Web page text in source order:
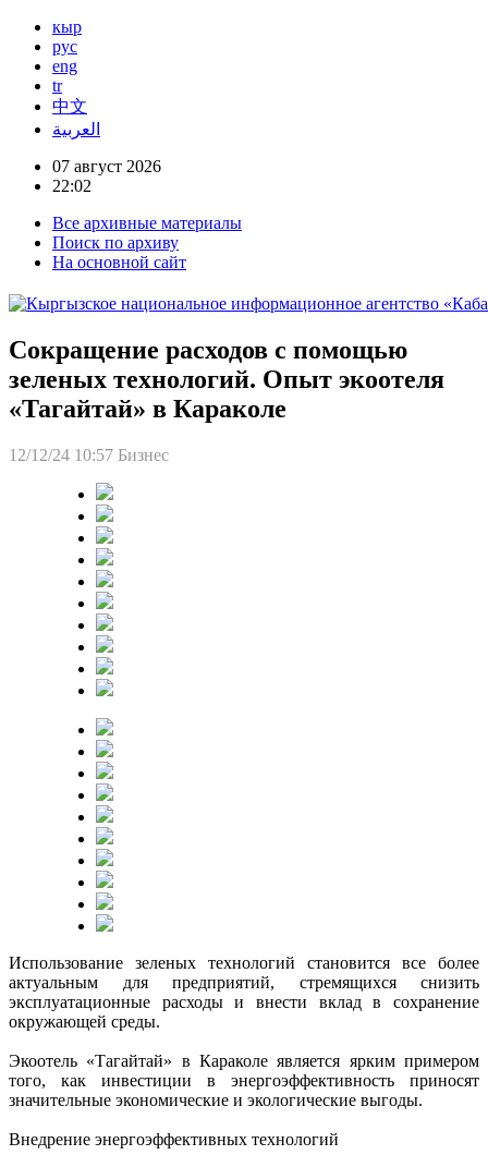
кыр
рус
eng
tr
中文
العربية
07 август 2026
22:02
Все архивные материалы
Поиск по архиву
На основной сайт
Сокращение расходов с помощью
зеленых технологий. Опыт экоотеля
«Тагайтай» в Караколе
12/12/24 10:57 Бизнес
Использование зеленых технологий становится все более
актуальным для предприятий, стремящихся снизить
эксплуатационные расходы и внести вклад в сохранение
окружающей среды.
Экоотель «Тагайтай» в Караколе является ярким примером
того, как инвестиции в энергоэффективность приносят
значительные экономические и экологические выгоды.
Внедрение энергоэффективных технологий